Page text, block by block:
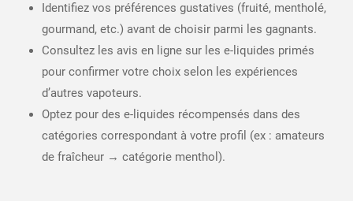
Identifiez vos préférences gustatives (fruité, mentholé,
gourmand, etc.) avant de choisir parmi les gagnants.
Consultez les avis en ligne sur les e-liquides primés
pour confirmer votre choix selon les expériences
d’autres vapoteurs.
Optez pour des e-liquides récompensés dans des
catégories correspondant à votre profil (ex : amateurs
de fraîcheur → catégorie menthol).